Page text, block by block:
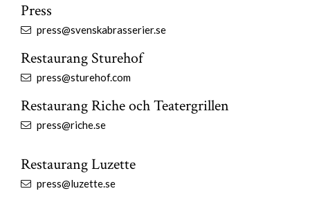
Press
press@svenskabrasserier.se
Restaurang Sturehof
press@sturehof.com
Restaurang Riche och Teatergrillen
press@riche.se
Restaurang Luzette
press@luzette.se